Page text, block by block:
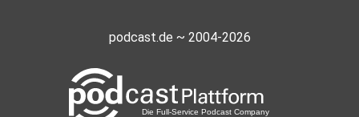
podcast.de ~ 2004-2026